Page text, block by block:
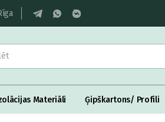
Materiāli Ģipškartons/ Profili